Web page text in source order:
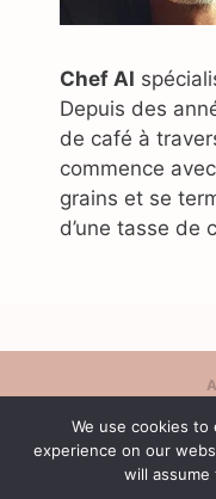
Chef AI
Depuis des
de café à
commence
grains et se
d’une tasse de
We use cookies
experience on our
will